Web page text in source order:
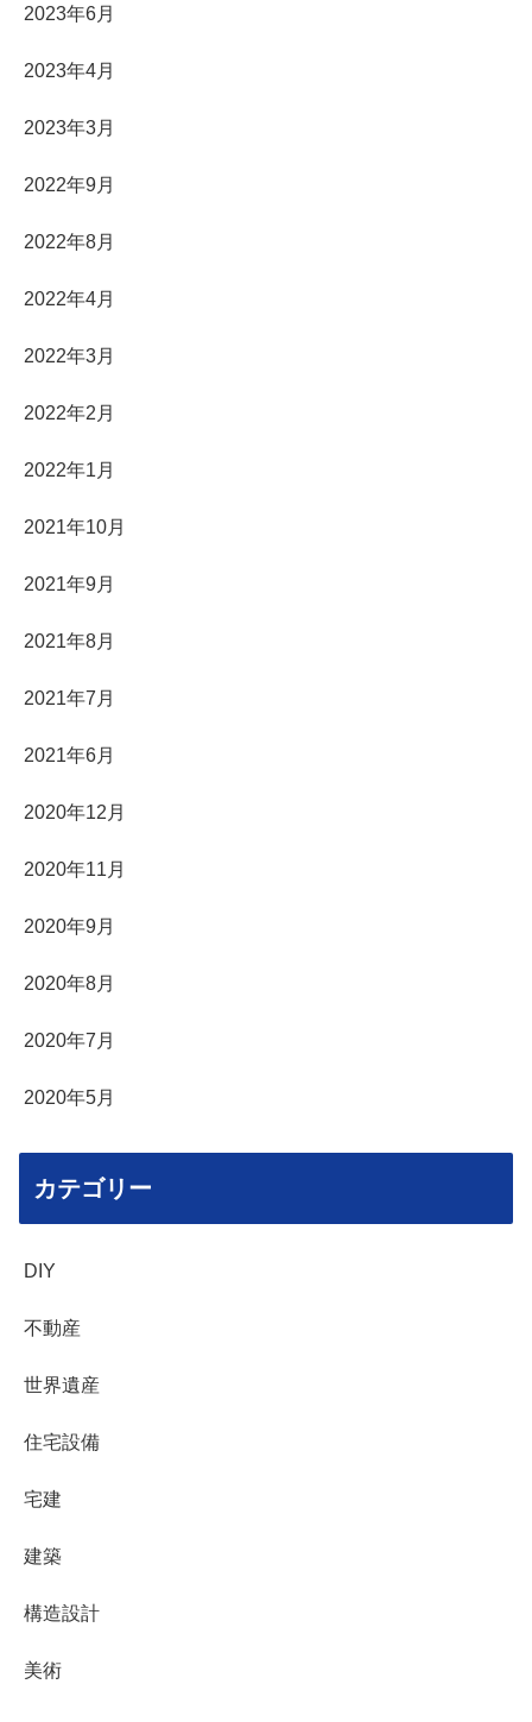
2023年6月
2023年4月
2023年3月
2022年9月
2022年8月
2022年4月
2022年3月
2022年2月
2022年1月
2021年10月
2021年9月
2021年8月
2021年7月
2021年6月
2020年12月
2020年11月
2020年9月
2020年8月
2020年7月
2020年5月
カテゴリー
DIY
不動産
世界遺産
住宅設備
宅建
建築
構造設計
美術